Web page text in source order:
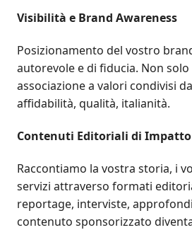
Visibilità e Brand Awareness
Posizionamento del vostro
autorevole e di fiducia. Non
associazione a valori condivisi
affidabilità, qualità, italianità.
Contenuti Editoriali di Impatto
Raccontiamo la vostra storia, i
servizi attraverso formati
reportage, interviste,
contenuto sponsorizzato